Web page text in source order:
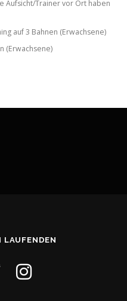
Aufsicht/Trainer vor Ort haben
auf 3 Bahnen (Erwachsene)
(Erwachsene)
LAUFENDEN